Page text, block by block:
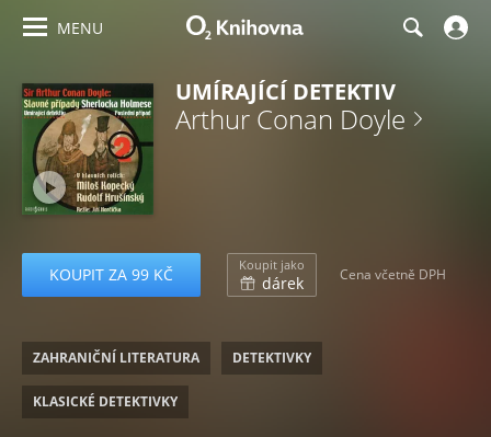
MENU
UMÍRAJÍCÍ DETEKTIV
Arthur Conan Doyle
KOUPIT ZA 99 KČ Koupit jako
dárek Cena včetně DPH
ZAHRANIČNÍ LITERATURA DETEKTIVKY
KLASICKÉ DETEKTIVKY